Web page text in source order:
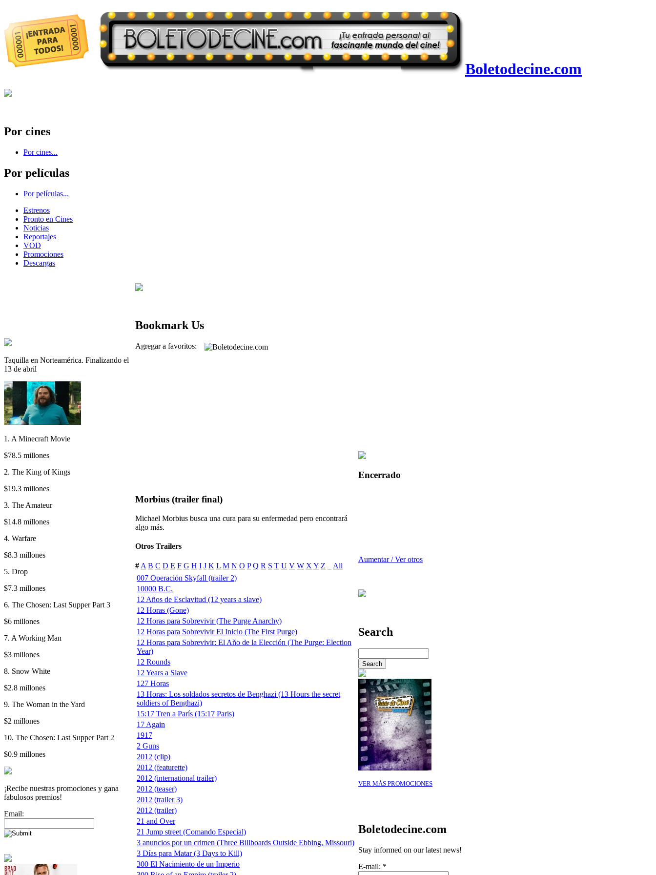
Boletodecine.com
Por cines
Por cines...
Por películas
Por películas...
Estrenos
Pronto en Cines
Noticias
Reportajes
VOD
Promociones
Descargas
Taquilla en Norteamérica. Finalizando el
13 de abril
1. A Minecraft Movie
$78.5 millones
2. The King of Kings
$19.3 millones
3. The Amateur
$14.8 millones
4. Warfare
$8.3 millones
5. Drop
$7.3 millones
6. The Chosen: Last Supper Part 3
$6 millones
7. A Working Man
$3 millones
8. Snow White
$2.8 millones
9. The Woman in the Yard
$2 millones
10. The Chosen: Last Supper Part 2
$0.9 millones
¡Recibe nuestras promociones y gana
fabulosos premios!
Email:
Bookmark Us
Agregar a favoritos:
Morbius (trailer final)
Michael Morbius busca una cura para su enfermedad pero encontrará
algo más.
Otros Trailers
# A B C D E F G H I J K L M N O P Q R S T U V W X Y Z
All
007 Operación Skyfall (trailer 2)
10000 B.C.
12 Años de Esclavitud (12 years a slave)
12 Horas (Gone)
12 Horas para Sobrevivir (The Purge Anarchy)
12 Horas para Sobrevivir El Inicio (The First Purge)
12 Horas para Sobrevivir: El Año de la Elección (The Purge: Election
Year)
12 Rounds
12 Years a Slave
127 Horas
13 Horas: Los soldados secretos de Benghazi (13 Hours the secret
soldiers of Benghazi)
15:17 Tren a París (15:17 Paris)
17 Again
1917
2 Guns
2012 (clip)
2012 (featurette)
2012 (international trailer)
2012 (teaser)
2012 (trailer 3)
2012 (trailer)
21 and Over
21 Jump street (Comando Especial)
3 anuncios por un crimen (Three Billboards Outside Ebbing, Missouri)
3 Días para Matar (3 Days to Kill)
300 El Nacimiento de un Imperio
Encerrado
Aumentar / Ver otros
Search
VER MÁS PROMOCIONES
Boletodecine.com
Stay informed on our latest news!
E-mail: *